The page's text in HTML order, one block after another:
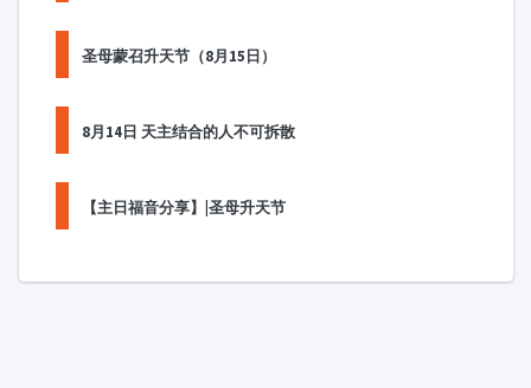
圣母蒙召升天节（8月15日）
8月14日 天主结合的人不可拆散
【主日福音分享】|圣母升天节